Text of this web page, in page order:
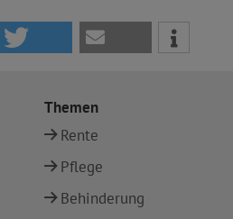
Themen
Rente
Pflege
Behinderung